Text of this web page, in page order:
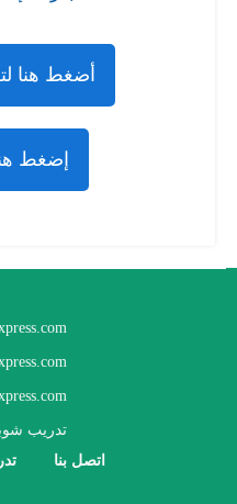
أضغط هنا
إضغط
تدريب
اتصل بنا